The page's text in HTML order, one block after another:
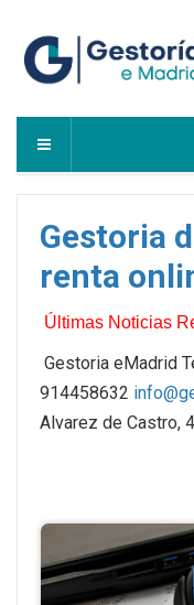
Gestoria
renta
Últimas Noticias
Gestoria eMadrid
914458632
Alvarez de Castro,